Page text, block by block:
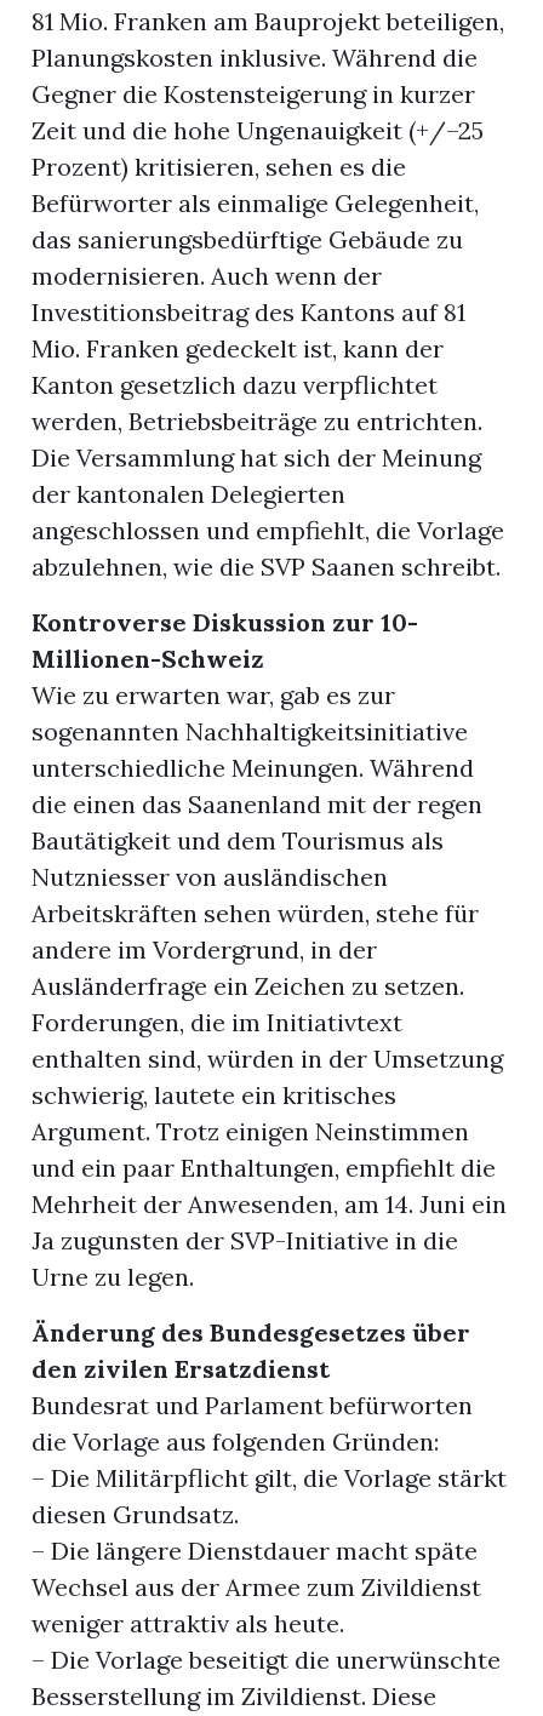
81 Mio. Franken am Bauprojekt beteiligen,
Planungskosten inklusive. Während die
Gegner die Kostensteigerung in kurzer
Zeit und die hohe Ungenauigkeit (+/–25
Prozent) kritisieren, sehen es die
Befürworter als einmalige Gelegenheit,
das sanierungsbedürftige Gebäude zu
modernisieren. Auch wenn der
Investitionsbeitrag des Kantons auf 81
Mio. Franken gedeckelt ist, kann der
Kanton gesetzlich dazu verpflichtet
werden, Betriebsbeiträge zu entrichten.
Die Versammlung hat sich der Meinung
der kantonalen Delegierten
angeschlossen und empfiehlt, die Vorlage
abzulehnen, wie die SVP Saanen schreibt.
Kontroverse Diskussion zur 10-
Millionen-Schweiz
Wie zu erwarten war, gab es zur
sogenannten Nachhaltigkeitsinitiative
unterschiedliche Meinungen. Während
die einen das Saanenland mit der regen
Bautätigkeit und dem Tourismus als
Nutzniesser von ausländischen
Arbeitskräften sehen würden, stehe für
andere im Vordergrund, in der
Ausländerfrage ein Zeichen zu setzen.
Forderungen, die im Initiativtext
enthalten sind, würden in der Umsetzung
schwierig, lautete ein kritisches
Argument. Trotz einigen Neinstimmen
und ein paar Enthaltungen, empfiehlt die
Mehrheit der Anwesenden, am 14. Juni ein
Ja zugunsten der SVP-Initiative in die
Urne zu legen.
Änderung des Bundesgesetzes über
den zivilen Ersatzdienst
Bundesrat und Parlament befürworten
die Vorlage aus folgenden Gründen:
– Die Militärpflicht gilt, die Vorlage stärkt
diesen Grundsatz.
– Die längere Dienstdauer macht späte
Wechsel aus der Armee zum Zivildienst
weniger attraktiv als heute.
– Die Vorlage beseitigt die unerwünschte
Besserstellung im Zivildienst. Diese